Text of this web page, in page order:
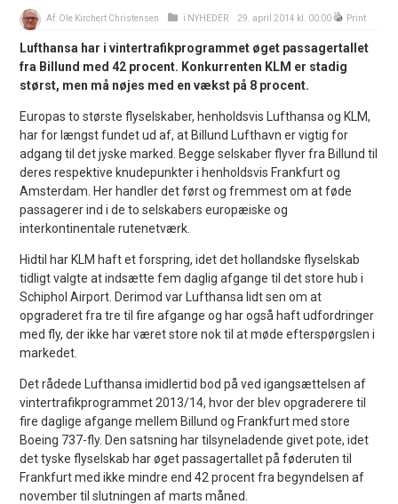
Af: Ole Kirchert Christensen i NYHEDER 29. april 2014 kl. 00:00 Print
Lufthansa har i vintertrafikprogrammet øget passagertallet
fra Billund med 42 procent. Konkurrenten KLM er stadig
størst, men må nøjes med en vækst på 8 procent.
Europas to største flyselskaber, henholdsvis Lufthansa og KLM,
har for længst fundet ud af, at Billund Lufthavn er vigtig for
adgang til det jyske marked. Begge selskaber flyver fra Billund til
deres respektive knudepunkter i henholdsvis Frankfurt og
Amsterdam. Her handler det først og fremmest om at føde
passagerer ind i de to selskabers europæiske og
interkontinentale rutenetværk.
Hidtil har KLM haft et forspring, idet det hollandske flyselskab
tidligt valgte at indsætte fem daglig afgange til det store hub i
Schiphol Airport. Derimod var Lufthansa lidt sen om at
opgraderet fra tre til fire afgange og har også haft udfordringer
med fly, der ikke har været store nok til at møde efterspørgslen i
markedet.
Det rådede Lufthansa imidlertid bod på ved igangsættelsen af
vintertrafikprogrammet 2013/14, hvor der blev opgraderere til
fire daglige afgange mellem Billund og Frankfurt med store
Boeing 737-fly. Den satsning har tilsyneladende givet pote, idet
det tyske flyselskab har øget passagertallet på føderuten til
Frankfurt med ikke mindre end 42 procent fra begyndelsen af
november til slutningen af marts måned.